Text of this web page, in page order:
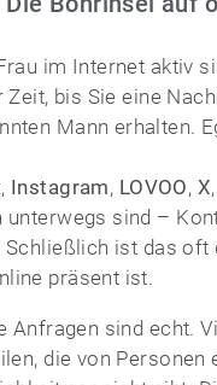
im Internet aktiv
Zeit, bis Sie eine
Mann erhalten.
, Instagram, LOVOO, X,
unterwegs sind –
Schließlich ist das oft
präsent ist.
Anfragen sind echt.
die von Personen